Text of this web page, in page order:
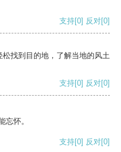
支持[0] 反对[0]
找到目的地，了解当地的风土
支持[0] 反对[0]
忘怀。
支持[0] 反对[0]